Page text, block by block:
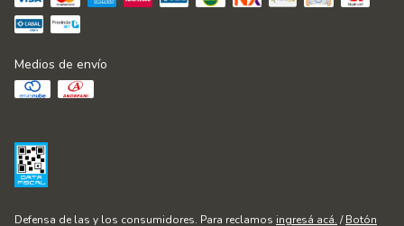
Medios de envío
Defensa de las y los consumidores. Para reclamos ingresá acá. / Botón